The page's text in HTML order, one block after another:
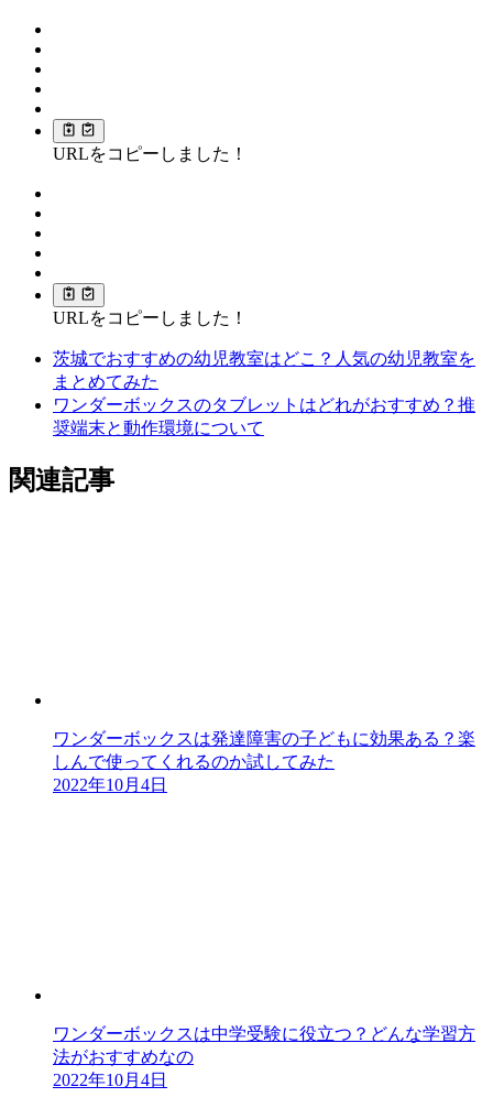
URLをコピーしました！
URLをコピーしました！
茨城でおすすめの幼児教室はどこ？人気の幼児教室を
まとめてみた
ワンダーボックスのタブレットはどれがおすすめ？推
奨端末と動作環境について
関連記事
ワンダーボックスは発達障害の子どもに効果ある？楽
しんで使ってくれるのか試してみた
2022年10月4日
ワンダーボックスは中学受験に役立つ？どんな学習方
法がおすすめなの
2022年10月4日